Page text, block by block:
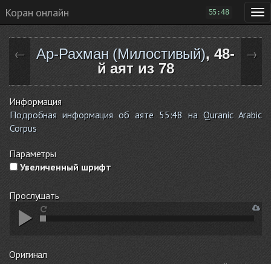
Коран онлайн 55:48
← Ар-Рахман (Милостивый), 48-
й аят из 78
→
Информация
Подробная информация об аяте 55:48 на Quranic Arabic
Corpus
Параметры
Увеличенный шрифт
Прослушать
Оригинал